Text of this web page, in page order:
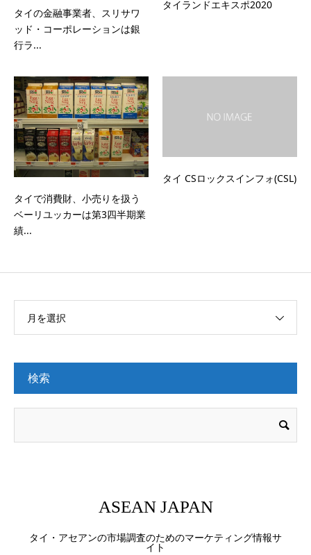
タイの金融事業者、スリサワ
ッド・コーポレーションは銀
行ラ...
タイランドエキスポ2020
タイで消費財、小売りを扱う
ベーリユッカーは第3四半期業
績...
タイ CSロックスインフォ(CSL)
月を選択
検索
ASEAN JAPAN
タイ・アセアンの市場調査のためのマーケティング情報サ
イト